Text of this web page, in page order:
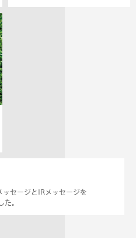
セージとIRメッセージを
。